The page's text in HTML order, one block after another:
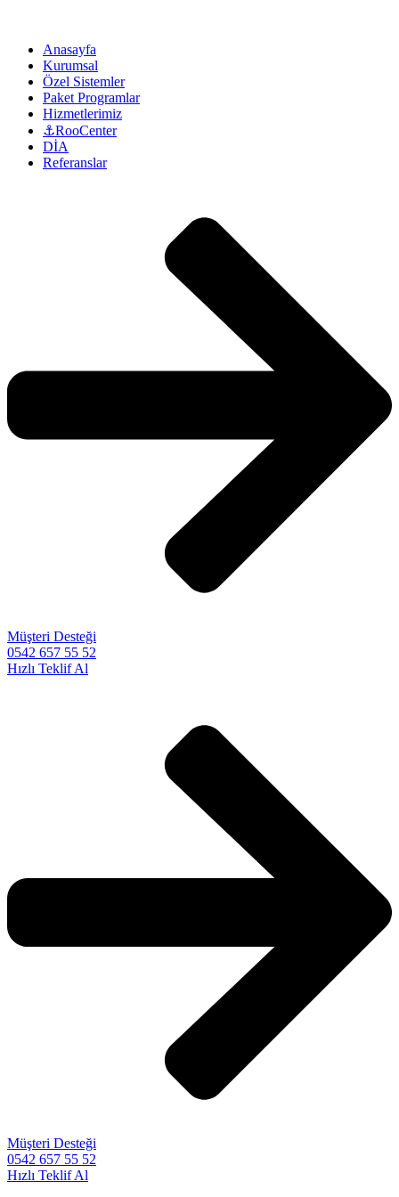
Anasayfa
Kurumsal
Özel Sistemler
Paket Programlar
Hizmetlerimiz
⚓RooCenter
DİA
Referanslar
Müşteri Desteği
0542 657 55 52
Hızlı Teklif Al
Müşteri Desteği
0542 657 55 52
Hızlı Teklif Al